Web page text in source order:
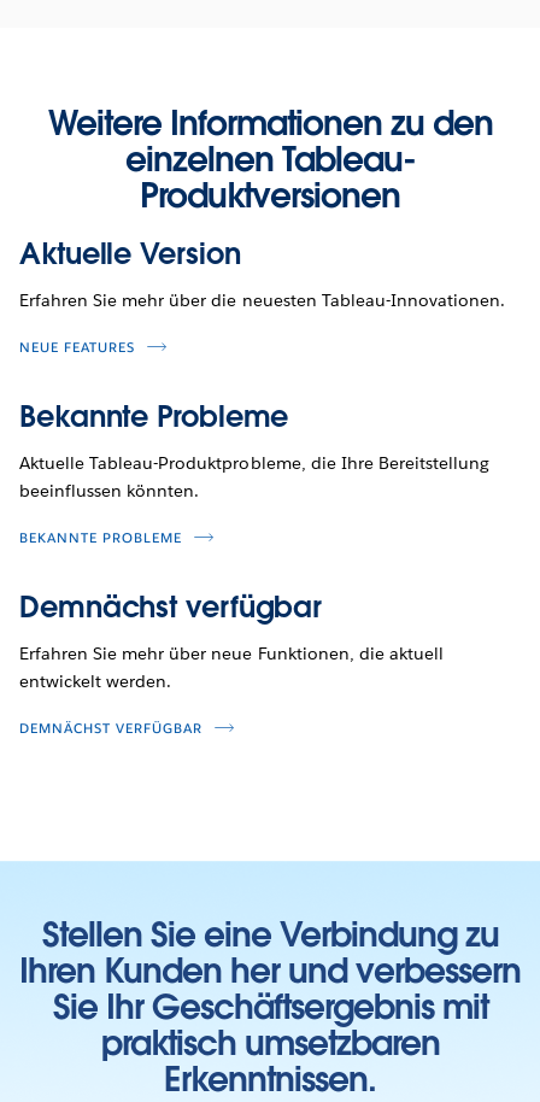
Weitere Informationen zu den
einzelnen Tableau-
Produktversionen
Aktuelle Version
Erfahren Sie mehr über die neuesten Tableau-Innovationen.
NEUE FEATURES
Bekannte Probleme
Aktuelle Tableau-Produktprobleme, die Ihre Bereitstellung
beeinflussen könnten.
BEKANNTE PROBLEME
Demnächst verfügbar
Erfahren Sie mehr über neue Funktionen, die aktuell
entwickelt werden.
DEMNÄCHST VERFÜGBAR
Stellen Sie eine Verbindung zu
Ihren Kunden her und verbessern
Sie Ihr Geschäftsergebnis mit
praktisch umsetzbaren
Erkenntnissen.